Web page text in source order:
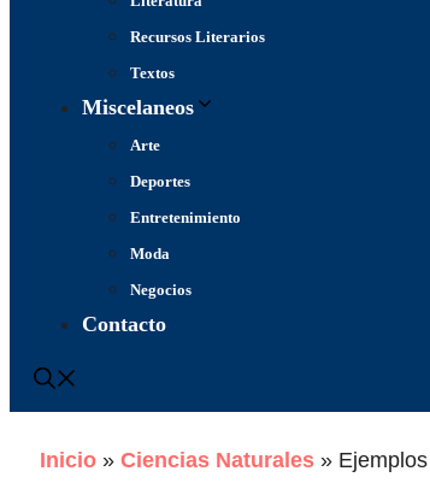
Recursos Literarios
Textos
Miscelaneos
Arte
Deportes
Entretenimiento
Moda
Negocios
Contacto
Inicio » Ciencias Naturales »